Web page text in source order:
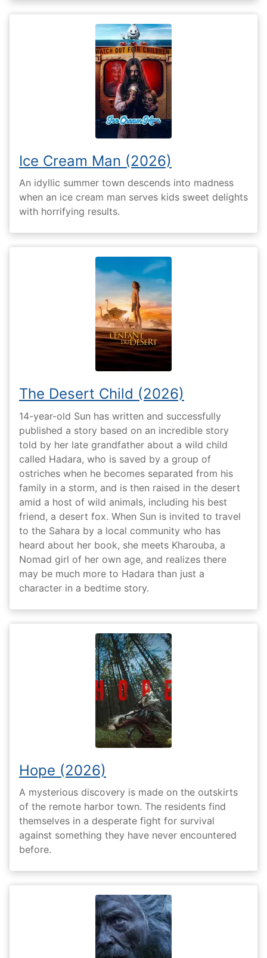
Ice Cream Man (2026)
An idyllic summer town descends into madness
when an ice cream man serves kids sweet delights
with horrifying results.
The Desert Child (2026)
14-year-old Sun has written and successfully
published a story based on an incredible story
told by her late grandfather about a wild child
called Hadara, who is saved by a group of
ostriches when he becomes separated from his
family in a storm, and is then raised in the desert
amid a host of wild animals, including his best
friend, a desert fox. When Sun is invited to travel
to the Sahara by a local community who has
heard about her book, she meets Kharouba, a
Nomad girl of her own age, and realizes there
may be much more to Hadara than just a
character in a bedtime story.
Hope (2026)
A mysterious discovery is made on the outskirts
of the remote harbor town. The residents find
themselves in a desperate fight for survival
against something they have never encountered
before.